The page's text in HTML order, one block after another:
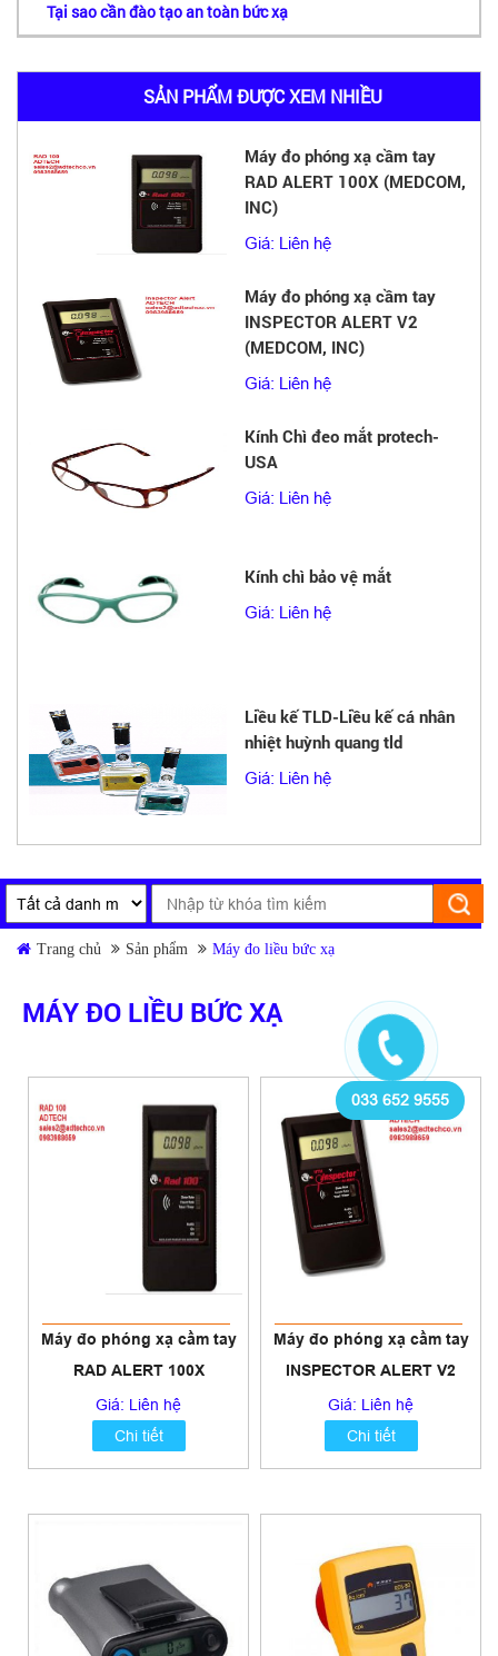
Tại sao cần đào tạo an toàn bức xạ
SẢN PHẨM ĐƯỢC XEM NHIỀU
Máy đo phóng xạ cầm tay
RAD ALERT 100X (MEDCOM,
INC)
Giá: Liên hệ
Máy đo phóng xạ cầm tay
INSPECTOR ALERT V2
(MEDCOM, INC)
Giá: Liên hệ
Kính Chì đeo mắt protech-
USA
Giá: Liên hệ
Kính chì bảo vệ mắt
Giá: Liên hệ
Liều kế TLD-Liều kế cá nhân
nhiệt huỳnh quang tld
Giá: Liên hệ
Trang chủ Sản phẩm Máy đo liều bức xạ
MÁY ĐO LIỀU BỨC XẠ
Máy đo phóng xạ cầm tay
RAD ALERT 100X
(MEDCOM, INC)
Giá: Liên hệ
Chi tiết
Máy đo phóng xạ cầm tay
INSPECTOR ALERT V2
(MEDCOM, INC)
Giá: Liên hệ
Chi tiết
033 652 9555